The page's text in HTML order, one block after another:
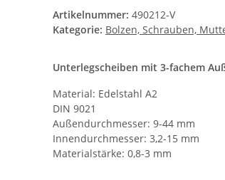
Artikelnummer: 490212-V
Kategorie: Bolzen, Schrauben,
Unterlegscheiben mit 3-fachem
Material: Edelstahl A2
DIN 9021
Außendurchmesser: 9-44 mm
Innendurchmesser: 3,2-15 mm
Materialstärke: 0,8-3 mm